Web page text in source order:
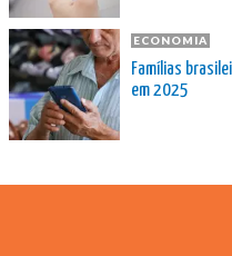
ECONOMIA
Famílias
em 2025